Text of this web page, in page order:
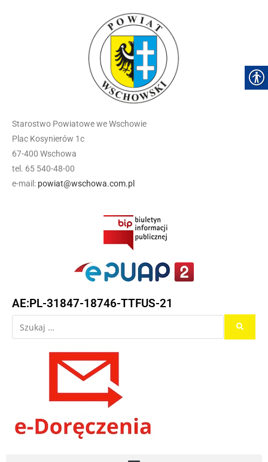
Starostwo Powiatowe we Wschowie
Plac Kosynierów 1c
67-400 Wschowa
tel. 65 540-48-00
e-mail: powiat@wschowa.com.pl
AE:PL-31847-18746-TTFUS-21